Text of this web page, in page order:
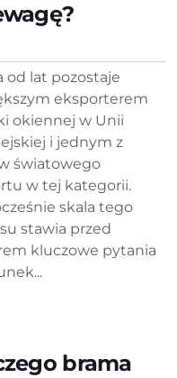
od lat pozostaje
eksporterem
okiennej w Unii
i jednym z
światowego
w tej kategorii.
skala tego
stawia przed
kluczowe pytania
brama